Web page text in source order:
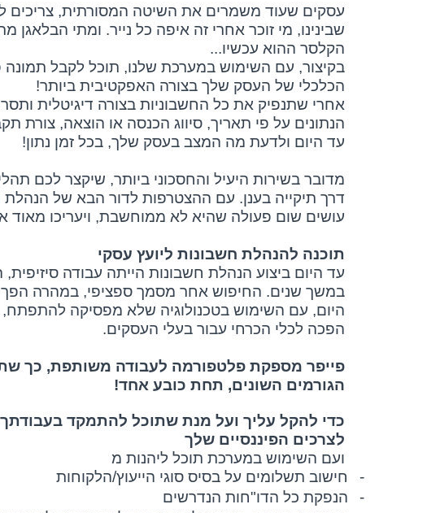
עסקים שעוד משמרים את השיטה המסורתית, צריכים
שבינינו, מי זוכר אחרי זה איפה כל נייר. ומתי
הקלסר ההוא עכשיו...
בקיצור, עם השימוש במערכת שלנו, תוכל לקבל
הכלכלי של העסק שלך בצורה האפקטיבית ביותר!
אחרי שתנפיק את כל החשבוניות בצורה דיגיטלית
הנתונים על פי תאריך, סיווג הכנסה או הוצאה, צורת
עד היום ולדעת מה המצב בעסק שלך, בכל זמן נתון!
מדובר בשירות היעיל והחסכוני ביותר, שיקצר לכם
דרך תיקייה בענן. עם ההצטרפות לדור הבא של
עושים שום פעולה שהיא לא ממוחשבת, ויעריכו
תוכנה להנהלת חשבונות ליועץ עסקי
עד היום ביצוע הנהלת חשבונות הייתה עבודה
במשך שנים. החיפוש אחר מסמך ספציפי, במהרה
היום, עם השימוש בטכנולוגיה שלא מפסיקה
הפכה לכלי הכרחי עבור בעלי העסקים.
פייפר מספקת פלטפורמה לעבודה משותפת, כך
הגורמים השונים, תחת כובע אחד!
כדי להקל עליך ועל מנת שתוכל להתמקד
לצרכים הפיננסיים שלך
ועם השימוש במערכת תוכל ליהנות מ
-
חישוב תשלומים על בסיס סוגי הייעוץ/הלקוחות
-
הנפקת כל הדו"חות הנדרשים